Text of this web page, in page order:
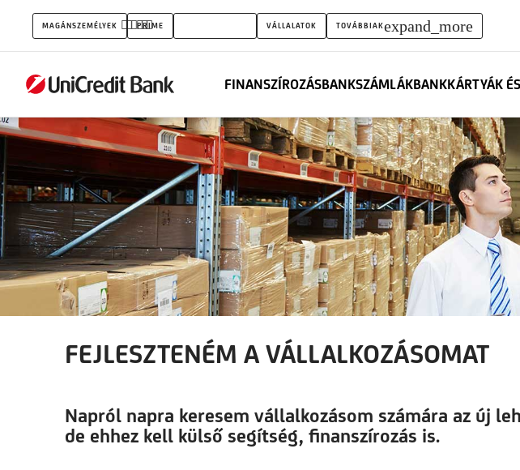
Fejleszteném
vállalkozásomat
MAGÁNSZEMÉLYEK PRIME VÁLLALATOK TOVÁBBIAKexpand_more
FINANSZÍROZÁSBANKSZÁMLÁKBANKKÁRTYÁK
FEJLESZTENÉM A VÁLLALKOZÁSOMAT
Napról napra keresem vállalkozásom számára az új
de ehhez kell külső segítség, finanszírozás is.